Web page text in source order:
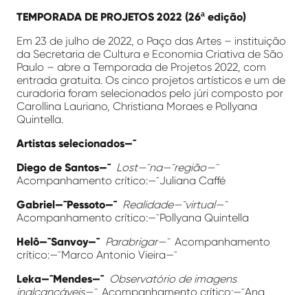
TEMPORADA DE PROJETOS 2022 (26ª edição)
Em 23 de julho de 2022, o Paço das Artes – instituição
da Secretaria de Cultura e Economia Criativa de São
Paulo – abre a Temporada de Projetos 2022, com
entrada gratuita. Os cinco projetos artísticos e um de
curadoria foram selecionados pelo júri composto por
Carollina Lauriano, Christiana Moraes e Pollyana
Quintella.
Artistas selecionados—¯
Diego de Santos—¯ Lost—¯na—¯região—¯
Acompanhamento crítico:—¯Juliana Caffé
Gabriel—¯Pessoto—¯ Realidade—¯virtual—¯
Acompanhamento crítico:—¯Pollyana Quintella
Helô—¯Sanvoy—¯ Parabrigar—¯ Acompanhamento
crítico:—¯Marco Antonio Vieira—¯
Leka—¯Mendes—¯ Observatório de imagens
inalcançáveis—¯Acompanhamento crítico:—¯Ana